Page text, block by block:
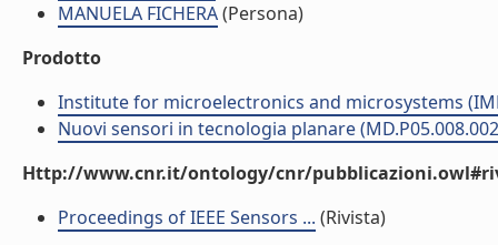
MANUELA FICHERA(Persona)
Prodotto
Institute for microelectronics and microsystems
Nuovi sensori in tecnologia planare
Http://www.cnr.it/ontology/cnr/
Proceedings of IEEE Sensors ... (Rivista)